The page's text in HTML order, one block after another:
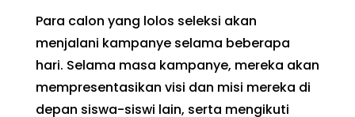
Para calon yang lolos seleksi akan
menjalani kampanye selama beberapa
hari. Selama masa kampanye, mereka akan
mempresentasikan visi dan misi mereka di
depan siswa-siswi lain, serta mengikuti